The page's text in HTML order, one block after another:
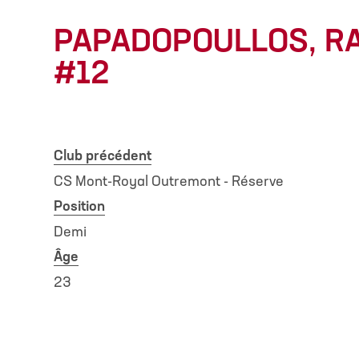
PAPADOPOULLOS,
#12
Club précédent
CS Mont-Royal Outremont - Réserve
Position
Demi
Âge
23